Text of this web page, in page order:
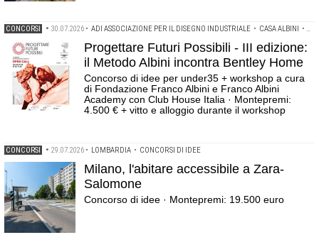
CONCORSI • 30.07.2026 • ADI ASSOCIAZIONE PER IL DISEGNO INDUSTRIALE • CASA ALBINI •
Progettare Futuri Possibili - III edizione:
il Metodo Albini incontra Bentley Home
Concorso di idee per under35 + workshop a cura
di Fondazione Franco Albini e Franco Albini
Academy con Club House Italia · Montepremi:
4.500 € + vitto e alloggio durante il workshop
CONCORSI • 29.07.2026 • LOMBARDIA • CONCORSI DI IDEE
Milano, l'abitare accessibile a Zara-
Salomone
Concorso di idee · Montepremi: 19.500 euro